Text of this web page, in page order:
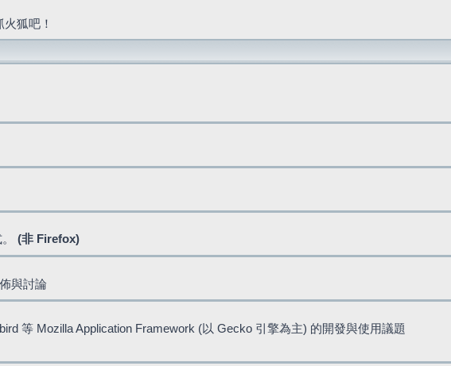
火狐吧！
(非 Firefox)
與討論
等 Mozilla Application Framework (以 Gecko 引擎為主) 的開發與使用議題